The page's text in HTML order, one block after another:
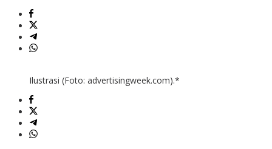
Ilustrasi (Foto: advertisingweek.com).*